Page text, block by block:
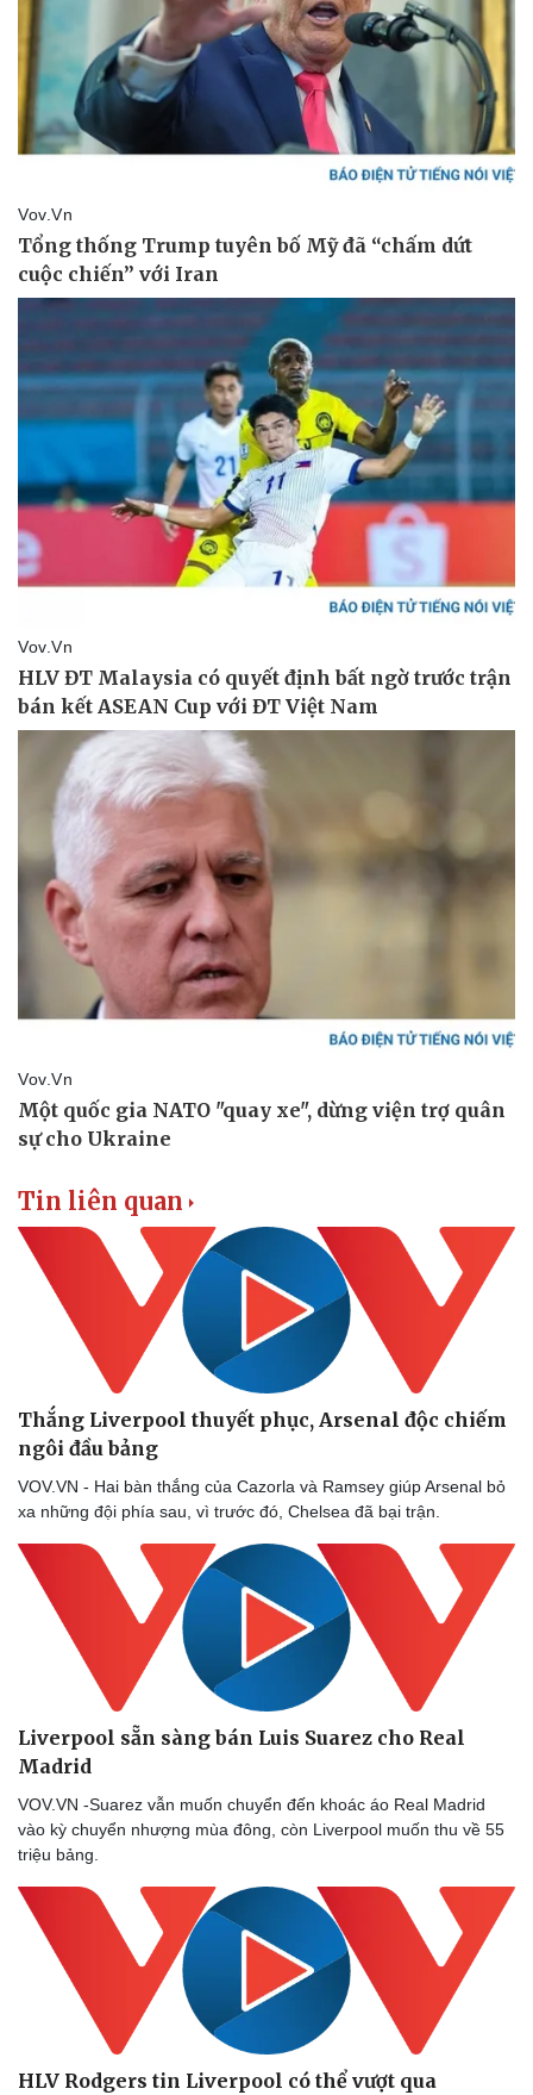
Vụ án
Tin nóng
Tư vấn luật
Quân sự - Quốc phòng
Việt Nam
Phân tích
Tin liên quan
Thắng Liverpool thuyết phục, Arsenal độc chiếm
ngôi đầu bảng
VOV.VN - Hai bàn thắng của Cazorla và Ramsey giúp Arsenal bỏ
xa những đội phía sau, vì trước đó, Chelsea đã bại trận.
Liverpool sẵn sàng bán Luis Suarez cho Real
Madrid
VOV.VN -Suarez vẫn muốn chuyển đến khoác áo Real Madrid
vào kỳ chuyển nhượng mùa đông, còn Liverpool muốn thu về 55
triệu bảng.
HLV Rodgers tin Liverpool có thể vượt qua